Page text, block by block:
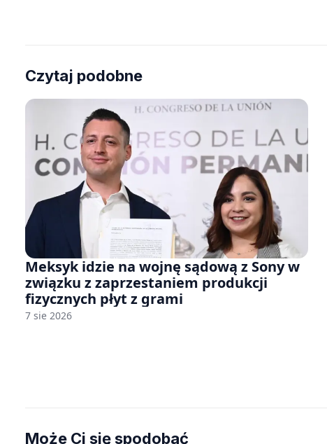
Czytaj podobne
Meksyk idzie na wojnę sądową z Sony w
związku z zaprzestaniem produkcji
fizycznych płyt z grami
7 sie 2026
Może Ci się spodobać